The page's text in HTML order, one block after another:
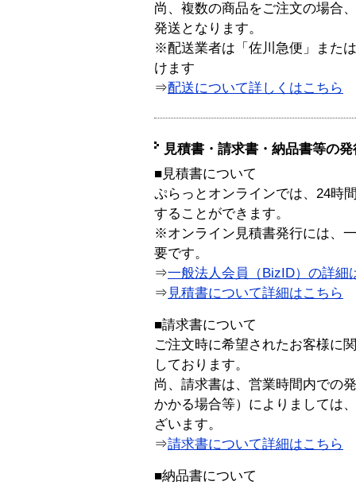
尚、複数の商品をご注文の場合
発送となります。
※配送業者は「佐川急便」また
けます
⇒配送について詳しくはこちら
見積書・請求書・納品書等の
■見積書について
ぷらっとオンラインでは、24時
することができます。
※オンライン見積書発行には、
要です。
⇒一般法人会員（BizID）の詳細
⇒ 見積書について詳細はこちら
■請求書について
ご注文時に希望されたお客様に
しております。
尚、請求書は、営業時間内での
かかる場合等）によりましては
ざいます。
⇒請求書について詳細はこちら
■納品書について